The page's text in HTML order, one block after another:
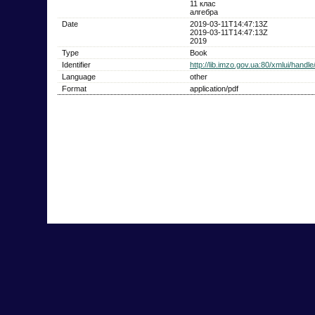
11 клас
алгебра
Date
2019-03-11T14:47:13Z
2019-03-11T14:47:13Z
2019
Type
Book
Identifier
http://lib.imzo.gov.ua:80/xmlui/
Language
other
Format
application/pdf